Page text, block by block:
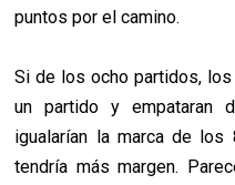
puntos por el camino.
Si de los ocho partidos,
un partido y empataran
igualarían la marca de los
tendría más margen.